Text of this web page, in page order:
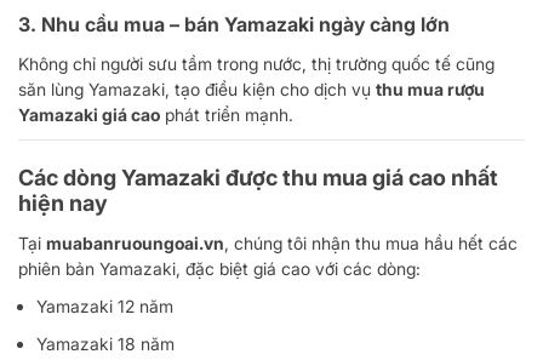
3. Nhu cầu mua – bán Yamazaki ngày càng lớn
Không chỉ người sưu tầm trong nước, thị trường quốc tế cũng
săn lùng Yamazaki, tạo điều kiện cho dịch vụ thu mua rượu
Yamazaki giá cao phát triển mạnh.
Các dòng Yamazaki được thu mua giá cao nhất
hiện nay
Tại muabanruoungoai.vn, chúng tôi nhận thu mua hầu hết các
phiên bản Yamazaki, đặc biệt giá cao với các dòng:
Yamazaki 12 năm
Yamazaki 18 năm